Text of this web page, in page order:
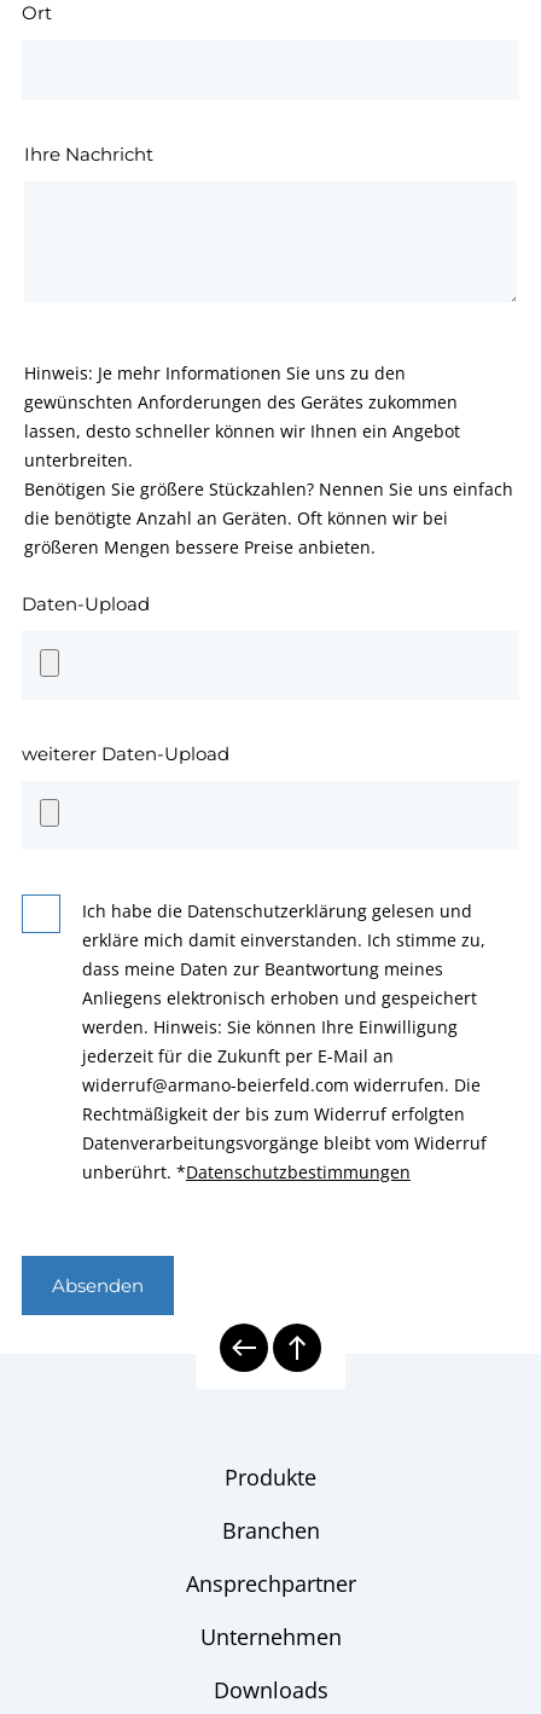
Ort
Ihre Nachricht
Hinweis: Je mehr Informationen Sie uns zu den
gewünschten Anforderungen des Gerätes zukommen
lassen, desto schneller können wir Ihnen ein Angebot
unterbreiten.
Benötigen Sie größere Stückzahlen? Nennen Sie uns einfach
die benötigte Anzahl an Geräten. Oft können wir bei
größeren Mengen bessere Preise anbieten.
Daten-Upload
weiterer Daten-Upload
Ich habe die Datenschutzerklärung gelesen und
erkläre mich damit einverstanden. Ich stimme zu,
dass meine Daten zur Beantwortung meines
Anliegens elektronisch erhoben und gespeichert
werden. Hinweis: Sie können Ihre Einwilligung
jederzeit für die Zukunft per E-Mail an
widerruf@armano-beierfeld.com widerrufen. Die
Rechtmäßigkeit der bis zum Widerruf erfolgten
Datenverarbeitungsvorgänge bleibt vom Widerruf
unberührt. *Datenschutzbestimmungen
Absenden
Produkte
Branchen
Ansprechpartner
Unternehmen
Downloads